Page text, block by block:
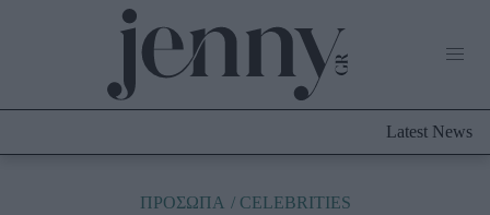
Culture
Latest News
ΠΡΟΣΩΠΑ CELEBRITIES